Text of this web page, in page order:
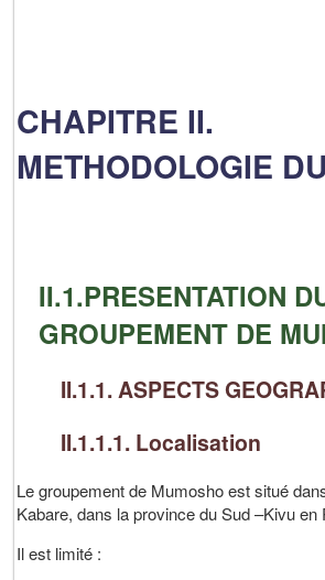
CHAPITRE II.
METHODOLOGIE
II.1.PRESENTATION
GROUPEMENT DE
II.1.1. ASPECTS
II.1.1.1. Localisation
Le groupement de Mumosho est situé
Kabare, dans la province du Sud –Kivu en
Il est limité :